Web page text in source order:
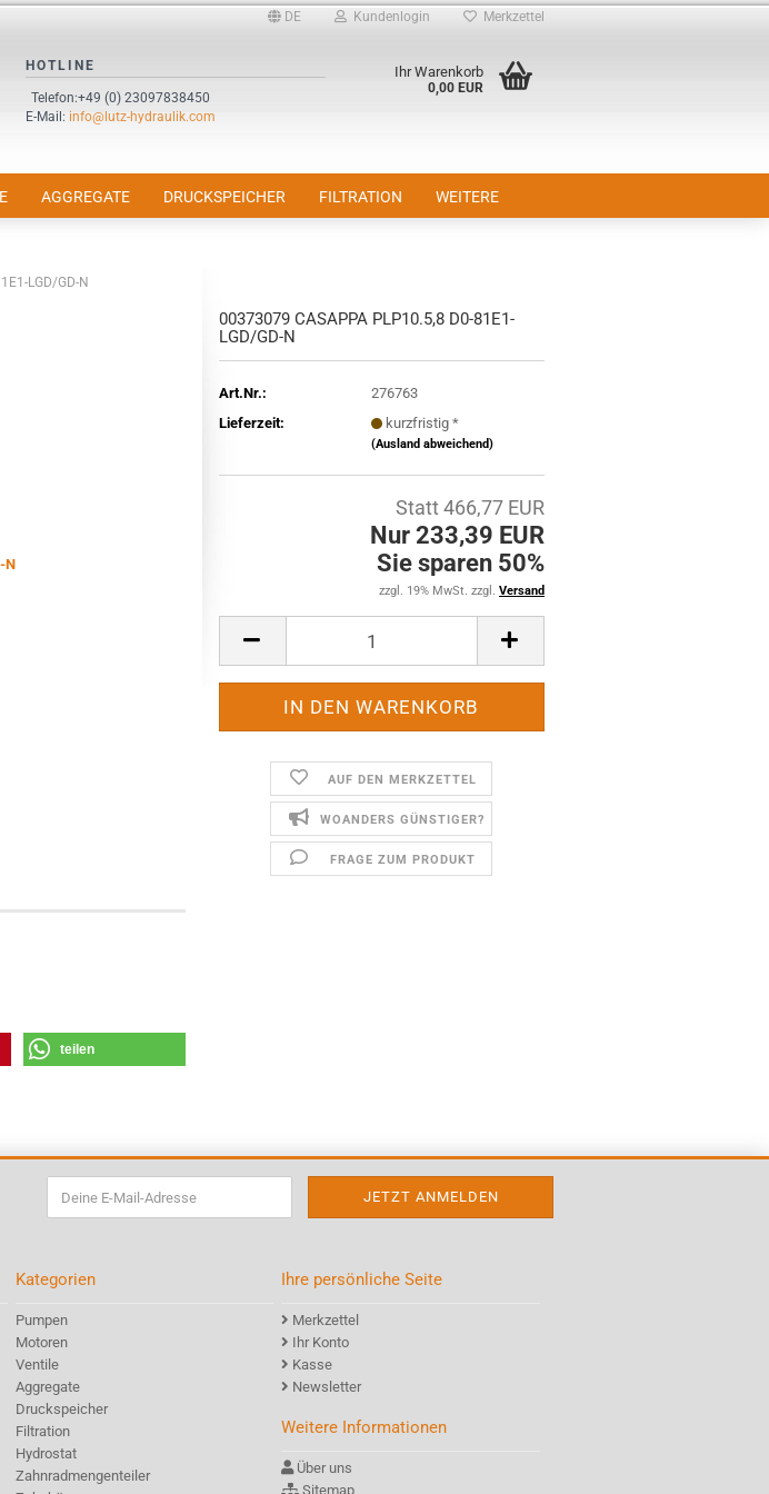
DE
Sprache auswählen
Kundenlogin
Passwort
Merkzettel
HOTLINE
Telefon:+49 (0) 23097838450
E-Mail: info@lutz-hydraulik.com
Ihr Warenkorb
0,00 EUR
AGGREGATE DRUCKSPEICHER FILTRATION WEITERE
LGD/GD-N
00373079 CASAPPA PLP10.5,8 D0-81E1-
LGD/GD-N
Art.Nr.:
276763
Lieferzeit:
kurzfristig *
(Ausland abweichend)
Statt 466,77 EUR
Nur 233,39 EUR
Sie sparen 50%
zzgl. 19% MwSt. zzgl. Versand
AUF DEN MERKZETTEL
WOANDERS GÜNSTIGER?
FRAGE ZUM PRODUKT
teilen
Kategorien
Pumpen
Motoren
Ventile
Aggregate
Druckspeicher
Filtration
Hydrostat
Zahnradmengenteiler
Ihre persönliche Seite
Merkzettel
Ihr Konto
Kasse
Newsletter
Weitere Informationen
Über uns
Sitemap